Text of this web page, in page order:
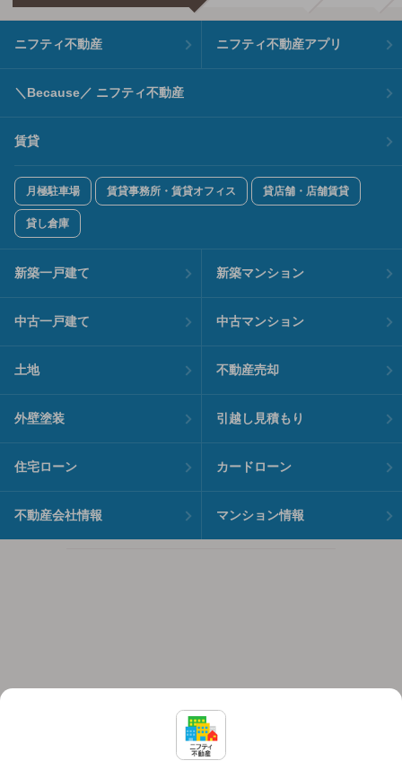
ニフティ不動産 ニフティ不動産アプリ
＼Because／ ニフティ不動産
賃貸
月極駐車場 賃貸事務所・賃貸オフィス 貸店舗・店舗賃貸
貸し倉庫
新築一戸建て 新築マンション
中古一戸建て 中古マンション
土地 不動産売却
外壁塗装 引越し見積もり
住宅ローン カードローン
不動産会社情報 マンション情報